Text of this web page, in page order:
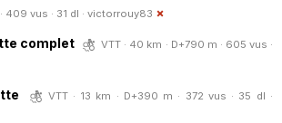
409 vus · 31 dl · victorrouy83
complet
VTT · 40 km · D+790 m · 605 vus ·
VTT · 13 km · D+390 m · 372 vus · 35 dl ·